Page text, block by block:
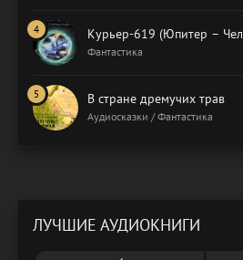
Курьер-619 (Юпитер –
Фантастика
В стране дремучих трав
Аудиосказки / Фантастика
ЛУЧШИЕ АУДИОКНИГИ